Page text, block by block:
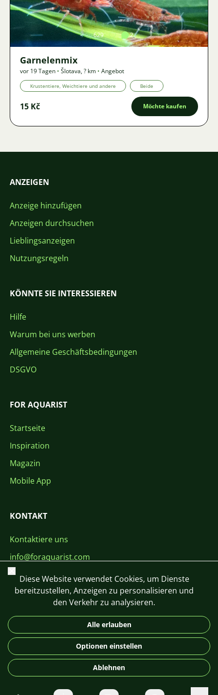
Bild
629 2
Garnelenmix
vor 19 Tagen • Šlotava,? km • Angebot
Krustentiere, Weichtiere und andere Beide
15 Kč Möchte kaufen
ANZEIGEN
Anzeige hinzufügen
Anzeigen durchsuchen
Lieblingsanzeigen
Nutzungsregeln
KÖNNTE SIE INTERESSIEREN
Hilfe
Warum bei uns werben
Allgemeine Geschäftsbedingungen
DSGVO
FOR AQUARIST
Startseite
Inspiration
Magazin
Mobile App
KONTAKT
Kontaktiere uns
info@foraquarist.com
+420 603 449 602
DE
© 2026 For Aquarist
Schließen
Diese Website verwendet Cookies, um Dienste
bereitzustellen, Anzeigen zu personalisieren und
den Verkehr zu analysieren.
Alle erlauben
Optionen einstellen
Ablehnen